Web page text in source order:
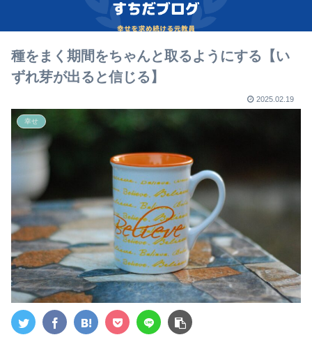
種をまく期間をちゃんと取るようにする【い
ずれ芽が出ると信じる】
2025.02.19
幸せ